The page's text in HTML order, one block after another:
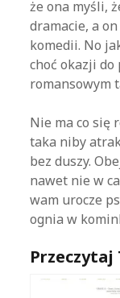
że ona myśli,
dramacie, a
komedii. No
choć okazji do
romansowym
Nie ma co się
taka niby
bez duszy.
nawet nie w
wam urocze
ognia w
Przeczytaj